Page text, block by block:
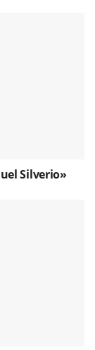
Silverio»